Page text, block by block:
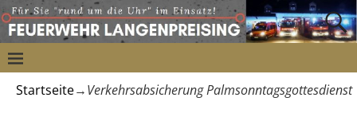
Startseite→Verkehrsabsicherung Palmsonntagsgottesdienst